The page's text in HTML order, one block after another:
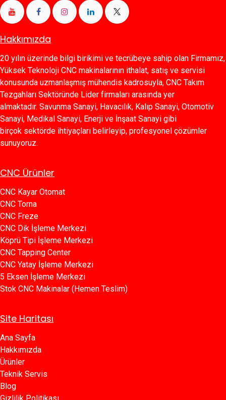
Hakkımızda
20 yılın üzerinde bilgi birikimi ve tecrübeye sahip olan Firmamız,
Yüksek Teknoloji CNC makinalarının ithalat, satış ve servisi
konusunda uzmanlaşmış mühendis kadrosuyla, CNC Takım
Tezgahları Sektöründe Lider firmaları arasında yer
almaktadır. Savunma Sanayi, Havacılık, Kalıp Sanayi, Otomotiv
Sanayi, Medikal Sanayi, Enerji ve İnşaat Sanayi gibi
birçok sektörde ihtiyaçları belirleyip, profesyonel çözümler
sunuyoruz.
CNC Ürünler
CNC Kayar Otomat
CNC Torna
CNC Freze
CNC Dik İşleme Merkezi
Köprü Tipi İşleme Merkezi
C​​NC Tapping Center
CNC Yatay İşleme Merkezi
5 Eksen İşleme Merkezi
Stok CNC Makinalar (Hemen Teslim)
Site Haritası
Ana Sayfa​​
Hakkımızda
Ürünler​
Teknik Servis
Blog​​